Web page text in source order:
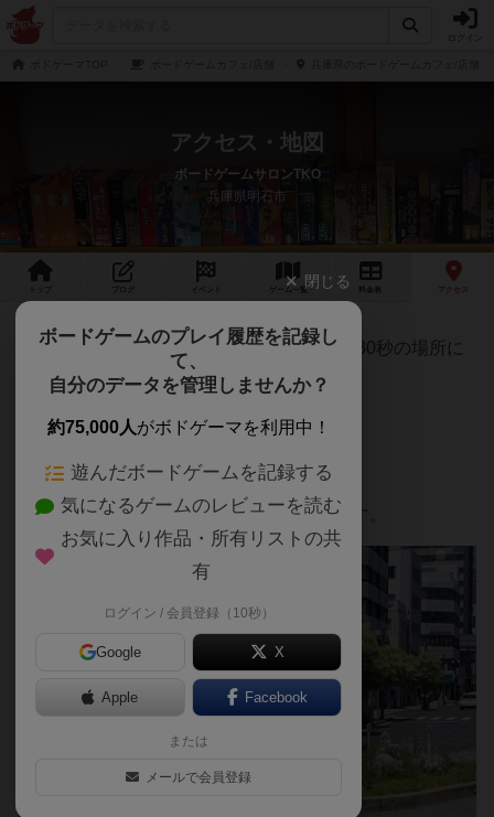
アクセス・地図
ボードゲームサロンTKO
兵庫県明石市
ゲーム 一覧 料金 アクセス
JR西明石駅 東改札口を北側に出て、徒歩30秒の場所に
あります。
■ルート■
駅前ロータリーを正面に見て左に向かいます。
閉じる
ボードゲームのプレイ履歴を記録し
て、
自分のデータを管理しませんか？
約75,000人がボドゲーマを利用中！
遊んだボードゲームを記録する
気になるゲームのレビューを読む
お気に入り作品・所有リストの共
有
ログイン / 会員登録（10秒）
Google X
Apple Facebook
または
メールで会員登録